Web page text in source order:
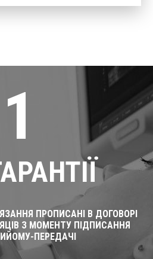
1
ПРОПИСАНІ В ДОГОВОРІ
З МОМЕНТУ ПІДПИСАННЯ
ПЕРЕДАЧІ